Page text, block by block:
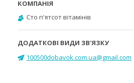
Cто п'ятсот вітамінів
100500dobavok.com.ua@gmail.com